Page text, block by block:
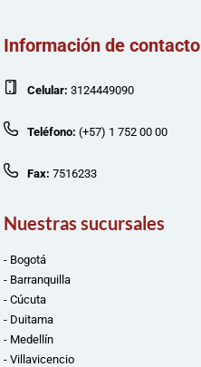
Información de contacto
Celular: 3124449090
Teléfono: (+57) 1 752 00 00
Fax: 7516233
Nuestras sucursales
- Bogotá
- Barranquilla
- Cúcuta
- Duitama
- Medellín
- Villavicencio